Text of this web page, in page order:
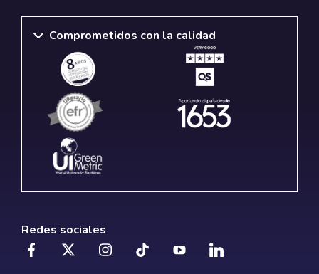
Comprometidos con la calidad
Redes sociales